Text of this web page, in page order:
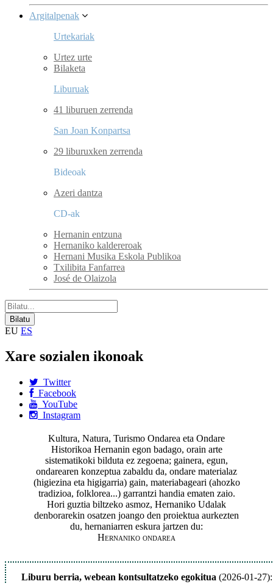
Argitalpenak
Urtekariak
Urtez urte
Bilaketa
Liburuak
41 liburuen zerrenda
San Joan Konpartsa
29 liburuxken zerrenda
Bideoak
Azeri dantza
CD-ak
Hernanin entzuna
Hernaniko kaldereroak
Hernani Musika Eskola Publikoa
Txilibita Fanfarrea
José de Olaizola
EU ES
Xare sozialen ikonoak
Twitter
Facebook
YouTube
Instagram
Kultura, Natura, Turismo Ondarea eta Ondare
Historikoa Hernanin egon badago, orain arte
sistematikoki bilduta ez zegoena; gainera, egun,
ondarearen konzeptua zabaldu da, ondare materialaz
(higiezina eta higigarria) gain, materiabageari (ahozko
tradizioa, folklorea...) garrantzi handia ematen zaio.
Hori guztia biltzeko asmoz, Hernaniko Udalak
denborarekin osatzen joango den proiektua aurkezten
du, hernaniarren eskura jartzen du:
Hernaniko ondarea
Liburu berria, webean kontsultatzeko egokitua (2026-01-27):